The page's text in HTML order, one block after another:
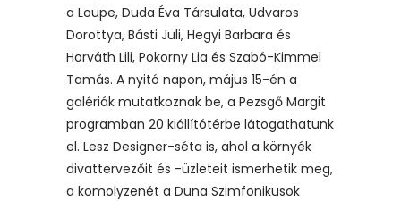
a Loupe, Duda Éva Társulata, Udvaros
Dorottya, Básti Juli, Hegyi Barbara és
Horváth Lili, Pokorny Lia és Szabó-Kimmel
Tamás. A nyitó napon, május 15-én a
galériák mutatkoznak be, a Pezsgő Margit
programban 20 kiállítótérbe látogathatunk
el. Lesz Designer-séta is, ahol a környék
divattervezőit és -üzleteit ismerhetik meg,
a komolyzenét a Duna Szimfonikusok